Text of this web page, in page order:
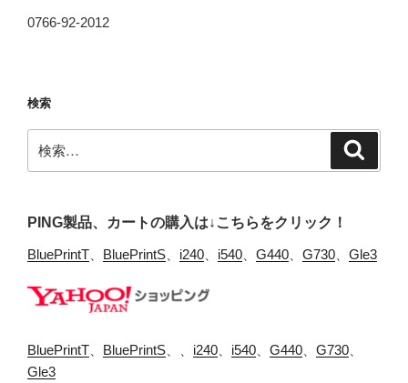
0766-92-2012
検索
索:
PING製品、カートの購入は↓こちらをクリック！
BluePrintT BluePrintS i240 i540 G440 G730 Gle3
BluePrintT BluePrintS i240 i540 G440 G730
Gle3